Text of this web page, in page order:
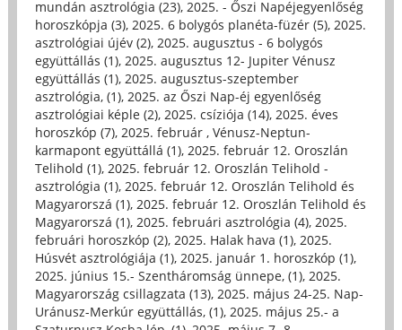
mundán asztrológia (23), 2025. - Őszi Napéjegyenlőség
horoszkópja (3), 2025. 6 bolygós planéta-füzér (5), 2025.
asztrológiai újév (2), 2025. augusztus - 6 bolygós
együttállás (1), 2025. augusztus 12- Jupiter Vénusz
együttállás (1), 2025. augusztus-szeptember
asztrológia, (1), 2025. az Őszi Nap-éj egyenlőség
asztrológiai képle (2), 2025. csíziója (14), 2025. éves
horoszkóp (7), 2025. február , Vénusz-Neptun-
karmapont együttállá (1), 2025. február 12. Oroszlán
Telihold (1), 2025. február 12. Oroszlán Telihold -
asztrológia (1), 2025. február 12. Oroszlán Telihold és
Magyarorszá (1), 2025. február 12. Oroszlán Telihold és
Magyarorszá (1), 2025. februári asztrológia (4), 2025.
februári horoszkóp (2), 2025. Halak hava (1), 2025.
Húsvét asztrológiája (1), 2025. január 1. horoszkóp (1),
2025. június 15.- Szentháromság ünnepe, (1), 2025.
Magyarország csillagzata (13), 2025. május 24-25. Nap-
Uránusz-Merkúr együttállás, (1), 2025. május 25.- a